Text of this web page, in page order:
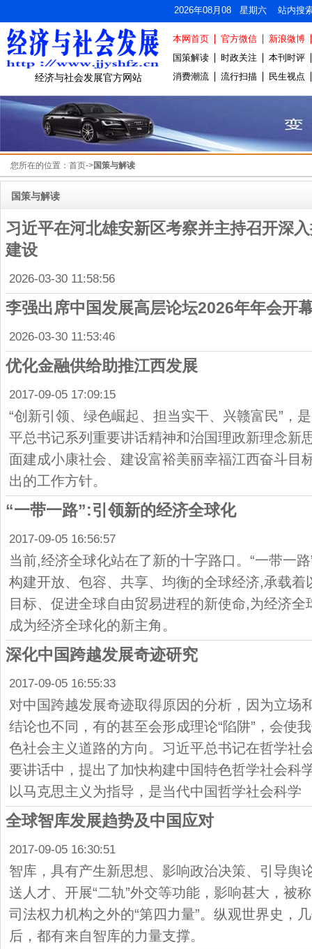
2026年08月08 星期六 站内搜
经济与社会发展官方网站
本网首页 官方微信
新浪微博
国策解读
时政关注
本刊时评
消费潮流
流行扫描 民生视点
您所在的位置： 首页->国策与解读
国策与解读
习近平在河北雄安新区考察并主持召开深
建设
2026-03-30 11:58:56
李强出席中国发展高层论坛2026年年会开
2026-03-30 11:53:46
优化金融供给助推江西发展
2017-09-05 17:09:15
“创新引领、绿色崛起、担当实干、兴赣富民”，
平总书记系列重要讲话精神和治国理政新理念新
面建成小康社会、建设富裕美丽幸福江西奋斗目
出的工作方针。
“一带一路”:引领新的经济全球化
2017-09-05 16:56:57
当前,经济全球化站在了新的十字路口。“一带一
构建开放、包容、共享、均衡的全球经济,承载着
目标、促进全球自由贸易进程的新使命,为经济
成为经济全球化的新主角。
深化中国跨越发展奇迹研究
2017-09-05 16:55:33
对中国跨越发展奇迹取得原因的分析，因为立场
结论也不同，有的甚至会形成理论“陷阱”，会使
色社会主义道路的方向。习近平总书记在哲学社
要讲话中，提出了加快构建中国特色哲学社会科
以马克思主义为指导，是当代中国哲学社会科学
全球智库发展趋势及中国应对
2017-09-05 16:30:51
智库，具有产生新思想、影响政治决策、引导舆
送人才、开展“二轨”外交等功能，影响甚大，被
司法权力机构之外的“第四力量”。纵观世界史，
后，都有来自智库的力量支撑。